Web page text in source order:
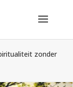
zonder